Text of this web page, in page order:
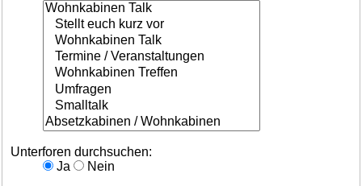
Unterforen durchsuchen:
Ja
Nein